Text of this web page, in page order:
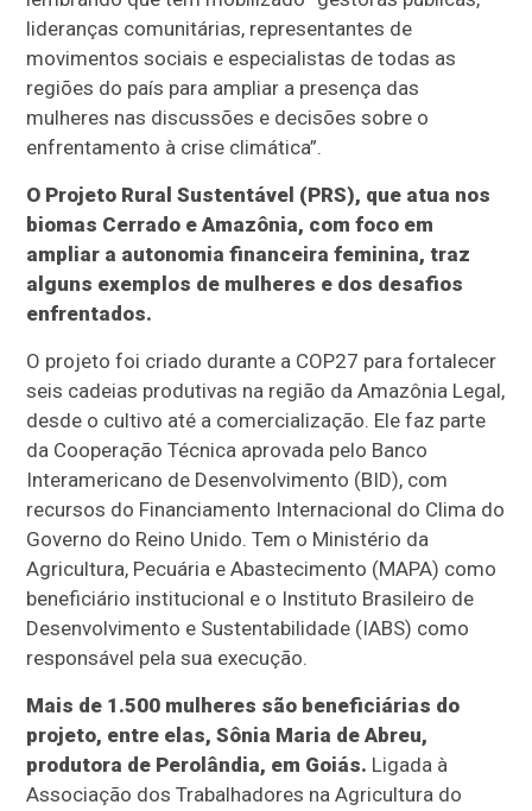
lideranças comunitárias, representantes de
movimentos sociais e especialistas de todas as
regiões do país para ampliar a presença das
mulheres nas discussões e decisões sobre o
enfrentamento à crise climática”.
O Projeto Rural Sustentável (PRS), que atua nos
biomas Cerrado e Amazônia, com foco em
ampliar a autonomia financeira feminina, traz
alguns exemplos de mulheres e dos desafios
enfrentados.
O projeto foi criado durante a COP27 para fortalecer
seis cadeias produtivas na região da Amazônia Legal,
desde o cultivo até a comercialização. Ele faz parte
da Cooperação Técnica aprovada pelo Banco
Interamericano de Desenvolvimento (BID), com
recursos do Financiamento Internacional do Clima do
Governo do Reino Unido. Tem o Ministério da
Agricultura, Pecuária e Abastecimento (MAPA) como
beneficiário institucional e o Instituto Brasileiro de
Desenvolvimento e Sustentabilidade (IABS) como
responsável pela sua execução.
Mais de 1.500 mulheres são beneficiárias do
projeto, entre elas, Sônia Maria de Abreu,
produtora de Perolândia, em Goiás. Ligada à
Associação dos Trabalhadores na Agricultura do